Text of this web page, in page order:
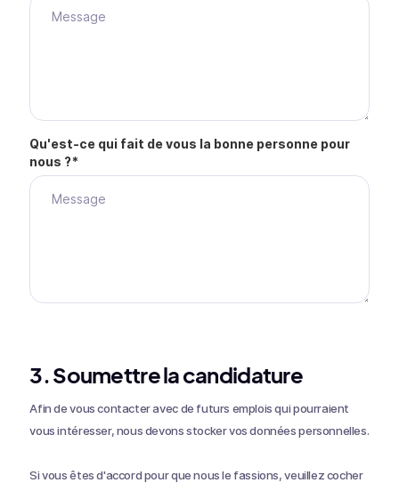
Qu'est-ce qui fait de vous la bonne personne pour
nous ?*
3. Soumettre la candidature
Afin de vous contacter avec de futurs emplois qui pourraient
vous intéresser, nous devons stocker vos données personnelles.
Si vous êtes d'accord pour que nous le fassions, veuillez cocher